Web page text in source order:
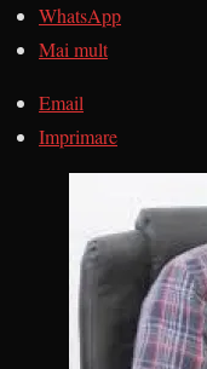
WhatsApp
Mai mult
Email
Imprimare